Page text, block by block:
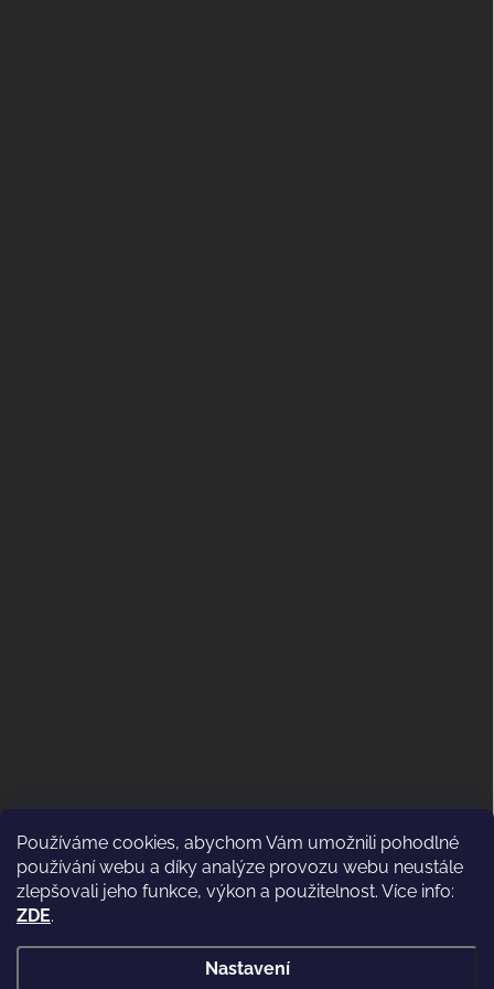
Používáme cookies, abychom Vám umožnili pohodlné
používání webu a díky analýze provozu webu neustále
zlepšovali jeho funkce, výkon a použitelnost. Více info:
ZDE.
Nastavení
ODSTOUPENÍ OD KUPNÍ SMLOUVY
(VRÁCENÍ)